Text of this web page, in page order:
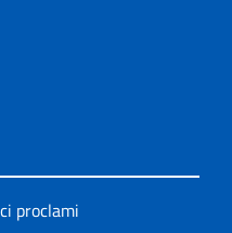
proclami